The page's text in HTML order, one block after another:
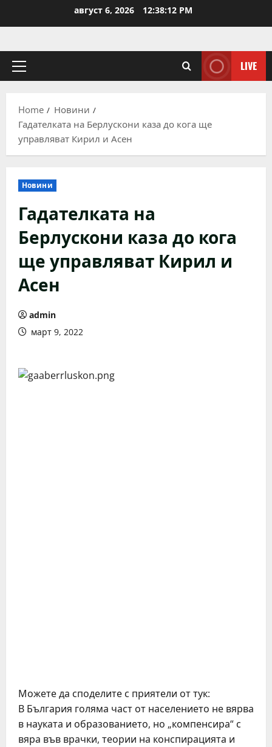
август 6, 2026 12:38:12 PM
Primary
LIVE
Home
Новини
Гадателката на Берлускони каза до кога ще
управляват Кирил и Асен
Новини
Гадателката на
Берлускони каза до кога
ще управляват Кирил и
Асен
admin
март 9, 2022
Можете да споделите с приятели от тук:
В България голяма част от населението не вярва
в науката и образованието, но „компенсира“ с
вяра във врачки, теории на конспирацията и